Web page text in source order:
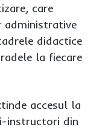
care
administrative
didactice
la fiecare
accesul la
instructori din